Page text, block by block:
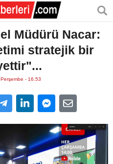
Müdürü Nacar:
stratejik bir
- 16.53